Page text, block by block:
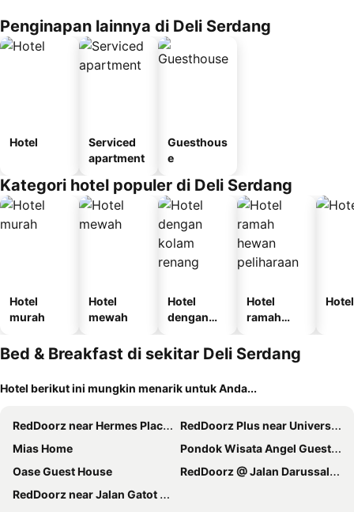
Penginapan lainnya di Deli Serdang
Hotel
Serviced
apartment
Guesthous
e
Kategori hotel populer di Deli Serdang
Hotel
murah
Hotel
mewah
Hotel
dengan
renang
Hotel
ramah
peliharaan
Bed & Breakfast di sekitar Deli Serdang
Hotel berikut ini mungkin menarik untuk Anda...
RedDoorz near Hermes Place Polonia Medan
RedDoorz Plus near Universitas Sumatera Utara
Mias Home
Pondok Wisata Angel Guest House
Oase Guest House
RedDoorz @ Jalan Darussalam Medan
RedDoorz near Jalan Gatot Subroto Medan